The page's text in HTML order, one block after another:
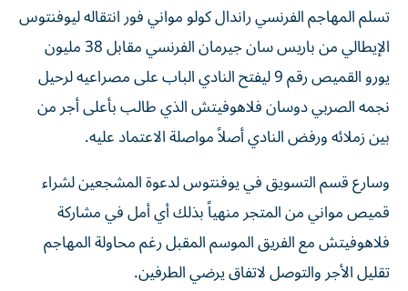
تسلم المهاجم الفرنسي راندال كولو مواني فور انتقاله ليوفنتوس
الإيطالي من باريس سان جيرمان الفرنسي مقابل 38 مليون
يورو القميص رقم 9 ليفتح النادي الباب على مصراعيه لرحيل
نجمه الصربي دوسان فلاهوفيتش الذي طالب بأعلى أجر من
بين زملائه ورفض النادي أصلاً مواصلة الاعتماد عليه.
وسارع قسم التسويق في يوفنتوس لدعوة المشجعين لشراء
قميص مواني من المتجر منهياً بذلك أي أمل في مشاركة
فلاهوفيتش مع الفريق الموسم المقبل رغم محاولة المهاجم
تقليل الأجر والتوصل لاتفاق يرضي الطرفين.